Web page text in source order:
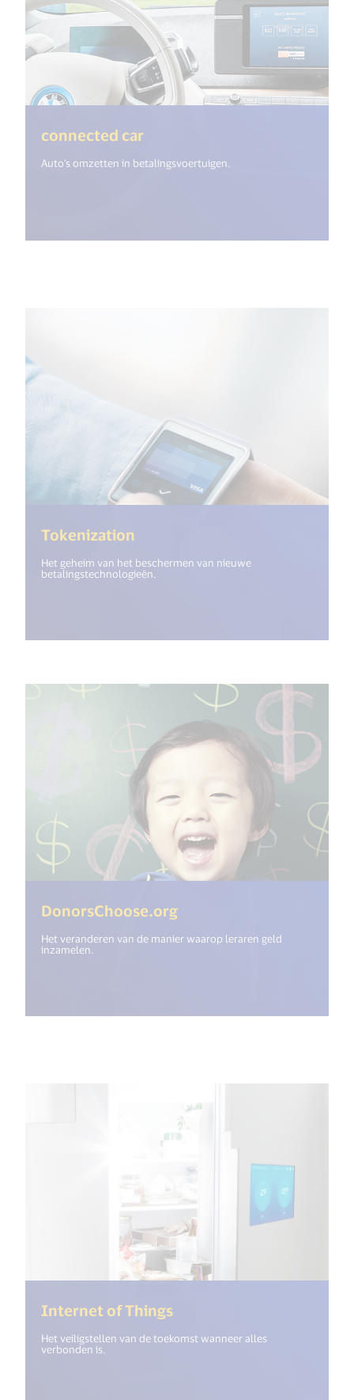
connected car
Auto's omzetten in betalingsvoertuigen.
Tokenization
Het geheim van het beschermen van nieuwe
betalingstechnologieën.
DonorsChoose.org(<%=
Het veranderen van de manier waarop leraren geld
inzamelen.
Internet of Things(<%=
Het veiligstellen van de toekomst wanneer alles
verbonden is.